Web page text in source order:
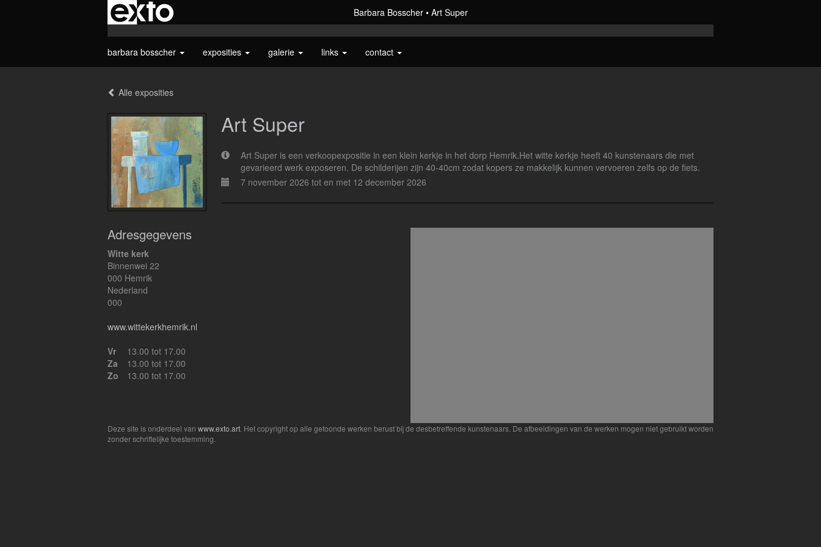
Barbara Bosscher Art Super
barbara bosscher exposities galerie links contact
Alle exposities
Art Super
Art Super is een verkoopexpositie in een klein kerkje in het dorp Hemrik.Het witte kerkje heeft 40 kunstenaars die met
gevarieerd werk exposeren. De schilderijen zijn 40-40cm zodat kopers ze makkelijk kunnen vervoeren zelfs op de fiets.
7 november 2026 tot en met 12 december 2026
Adresgegevens
Witte kerk
Binnenwei 22
000 Hemrik
Nederland
000
www.wittekerkhemrik.nl
Vr
13.00 tot 17.00
Za
13.00 tot 17.00
Zo
13.00 tot 17.00
Deze site is onderdeel van www.exto.art . Het copyright op alle getoonde werken berust bij de desbetreffende kunstenaars. De afbeeldingen van de werken mogen niet gebruikt worden
zonder schriftelijke toestemming.